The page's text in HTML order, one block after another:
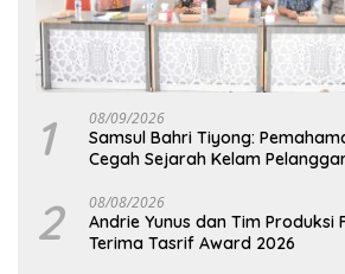
1 08/09/2026
Samsul Bahri Tiyong:
Cegah Sejarah Kelam
2 08/08/2026
Andrie Yunus dan Tim Produksi
Terima Tasrif Award 2026